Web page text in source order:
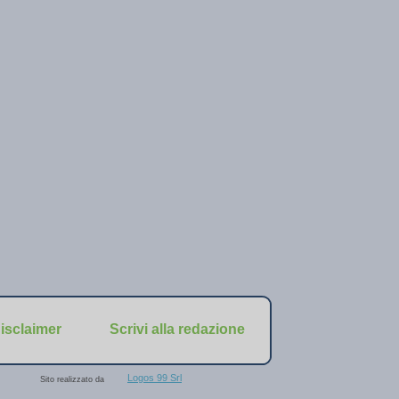
Sito realizzato da Logos 99 Srl
Scrivi alla redazione